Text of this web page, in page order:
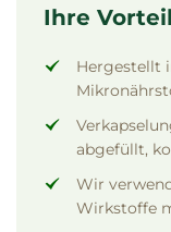
Ihre
Hergestellt
abgefüllt,
Wir
Wirkstoffe